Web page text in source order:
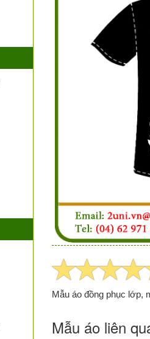
Mẫu áo đồng phục lớp,
Mẫu áo liên